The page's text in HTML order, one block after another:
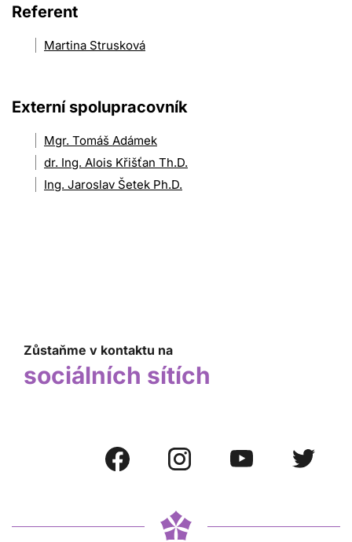
Referent
Martina Strusková
Externí spolupracovník
Mgr. Tomáš Adámek
dr. Ing. Alois Křišťan Th.D.
Ing. Jaroslav Šetek Ph.D.
Zůstaňme v kontaktu na
sociálních sítích